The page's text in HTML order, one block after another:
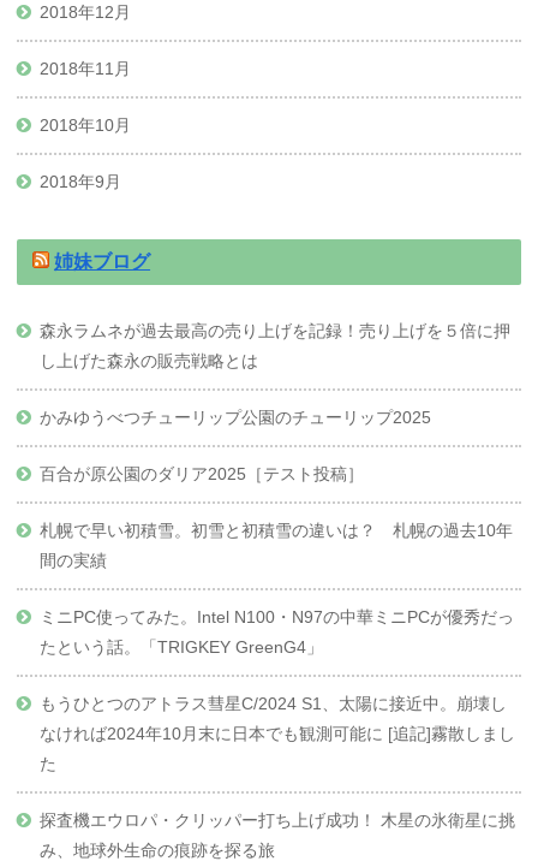
2018年12月
2018年11月
2018年10月
2018年9月
姉妹ブログ
森永ラムネが過去最高の売り上げを記録！売り上げを５倍に押
し上げた森永の販売戦略とは
かみゆうべつチューリップ公園のチューリップ2025
百合が原公園のダリア2025［テスト投稿］
札幌で早い初積雪。初雪と初積雪の違いは？ 札幌の過去10年
間の実績
ミニPC使ってみた。Intel N100・N97の中華ミニPCが優秀だっ
たという話。「TRIGKEY GreenG4」
もうひとつのアトラス彗星C/2024 S1、太陽に接近中。崩壊し
なければ2024年10月末に日本でも観測可能に [追記]霧散しまし
た
探査機エウロパ・クリッパー打ち上げ成功！ 木星の氷衛星に挑
み、地球外生命の痕跡を探る旅